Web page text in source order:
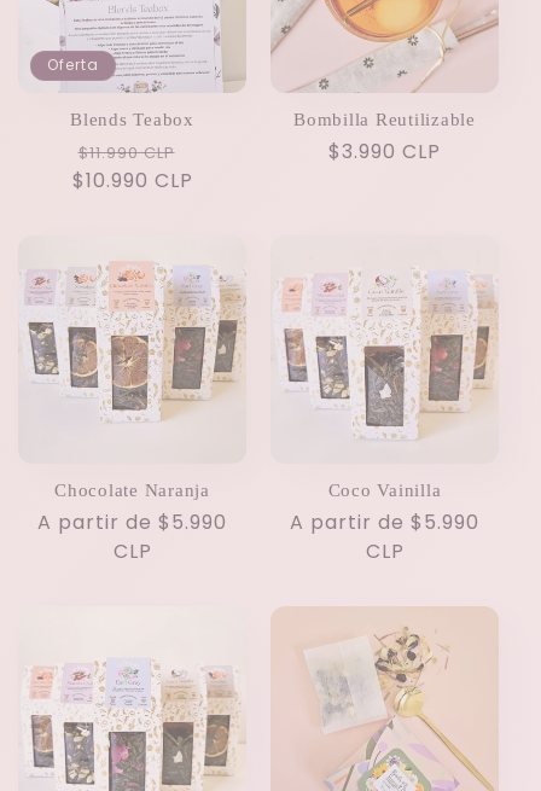
Oferta
Blends Teabox
Precio
habitual
$11.990 CLP
de
$10.990 CLP
Bombilla Reutilizable
Precio
$3.990 CLP
Chocolate Naranja
Precio
A partir de $5.990
CLP
Coco Vainilla
Precio
A partir de $5.990
CLP